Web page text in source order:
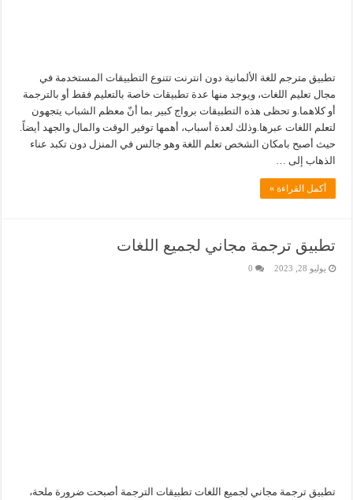
تطبيق مترجم للغة الألمانية دون انترنت تتنوع التطبيقات المستخدمة في
مجال تعليم اللغات، ويوجد منها عدة تطبيقات خاصة بالتعليم فقط أو بالترجمة
أو كلاهما.و تحظى هذه التطبيقات برواج كبير بما أنّ معظم الشباب يتجهون
لتعلم اللغات عبرها.وذلك لعدة أسباب، أهمها توفير الوقت والمال والجهد أيضاً.
حيث أصبح بامكان الشخص تعلم اللغة وهو جالس في المنزل دون تكبد عناء
الذهاب إلى …
أكمل القراءة »
تطبيق ترجمة مجاني لجميع اللغات
يوليو 28, 2023 0
تطبيق ترجمة مجاني لجميع اللغات تطبيقات الترجمة أصبحت ضرورة ملحة،